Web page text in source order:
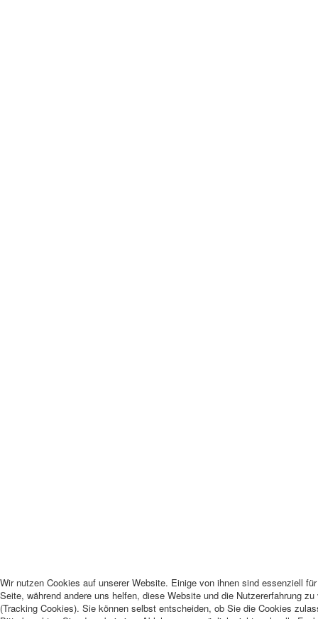
Wir nutzen Cookies auf unserer Website. Einige von ihnen sind essenziell
Seite, während andere uns helfen, diese Website und die Nutzererfahrung zu
(Tracking Cookies). Sie können selbst entscheiden, ob Sie die Cookies